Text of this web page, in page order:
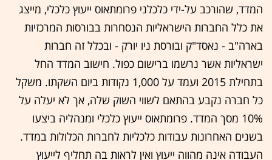
המדד, שהורכב על-ידי כלכלני פרומתאוס ייעוץ כלכלי, מייצג
את כלל החברות הישראליות הנסחרות בבורסות המרכזיות
בארה"ב - נאסד"ק ובורסת ניו יורק - ובכלל זה חברות
ישראליות אשר נרשמו ברישום כפול. חישוב המדד החל
בתחילת 2015 ועמד על 1,000 נקודות ביום השקתו. משקל
כל חברה נקבע בהתאם לשווי השוק שלה, אך לא יעלה על
10% מסך המדד. פרומתאוס ייעוץ כלכלי ומנהליה ביצעו
בשנים האחרונות עבודות כלכליות לחברות הכלולות במדד.
העבודה אינה מהווה ייעוץ ואין לראות בה תחליף לייעוץ